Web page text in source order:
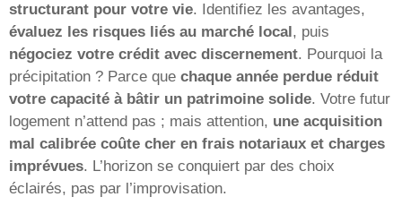
structurant pour votre vie. Identifiez les avantages,
évaluez les risques liés au marché local , puis
négociez votre crédit avec discernement. Pourquoi la
précipitation ? Parce que chaque année perdue réduit
votre capacité à bâtir un patrimoine solide. Votre futur
logement n’attend pas ; mais attention, une acquisition
mal calibrée coûte cher en frais notariaux et charges
imprévues. L’horizon se conquiert par des choix
éclairés, pas par l’improvisation.